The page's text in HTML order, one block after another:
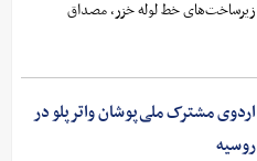
زیرساخت‌های خط لوله خزر، مصداق
اردوی مشترک ملی‌پوشان واترپلو در
روسیه